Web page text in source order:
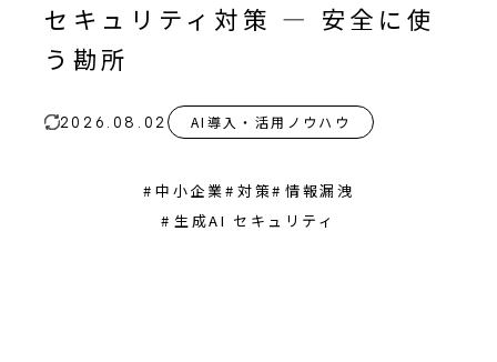
セキュリティ対策 ― 安全に使
う勘所
2026.08.02 AI導入・活用ノウハウ
# 中小企業# 対策# 情報漏洩
# 生成AI セキュリティ